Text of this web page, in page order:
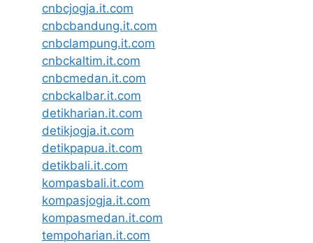
cnbcjogja.it.com
cnbcbandung.it.com
cnbclampung.it.com
cnbckaltim.it.com
cnbcmedan.it.com
cnbckalbar.it.com
detikharian.it.com
detikjogja.it.com
detikpapua.it.com
detikbali.it.com
kompasbali.it.com
kompasjogja.it.com
kompasmedan.it.com
tempoharian.it.com